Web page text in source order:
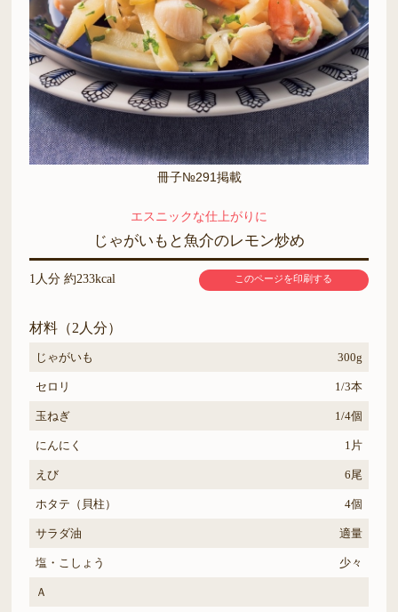
冊子№291掲載
エスニックな仕上がりに
じゃがいもと魚介のレモン炒め
1人分 約233kcal このページを印刷する
材料（2人分）
じゃがいも 300g
セロリ 1/3本
玉ねぎ 1/4個
にんにく 1片
えび 6尾
ホタテ（貝柱） 4個
サラダ油 適量
塩・こしょう 少々
Ａ